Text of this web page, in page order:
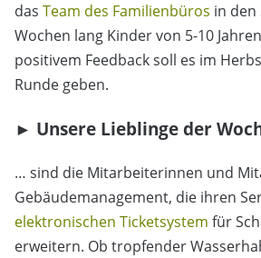
das Team des Familienbüros in den
Wochen lang Kinder von 5-10
positivem Feedback soll es im
Runde geben.
► Unsere Lieblinge der
… sind die Mitarbeiterinnen und
Gebäudemanagement, die ihren
elektronischen Ticketsystem für
erweitern. Ob tropfender